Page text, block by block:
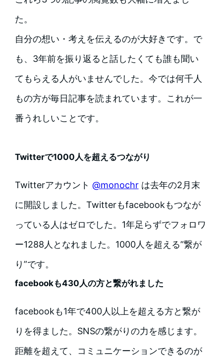
た。
自分の想い・考えを伝えるのが大好きです。で
も、3年前を振り返ると話したくても誰も聞い
てもらえる人がいませんでした。今では何千人
もの方が毎日記事を読まれています。これが一
番うれしいことです。
Twitterで1000人を超えるつながり
Twitterアカウント @monochrは去年の2月末
に開設しました。Twitterもfacebookもつなが
っている人はゼロでした。1年足らずでフォロワ
ー1288人となれました。1000人を超える”繋が
り”です。
facebookも430人の方と繋がれました
facebookも1年で400人以上を超える方と繋が
りを得ました。SNSの繋がりの力を感じます。
距離を超えて、コミュニケーションできるのが